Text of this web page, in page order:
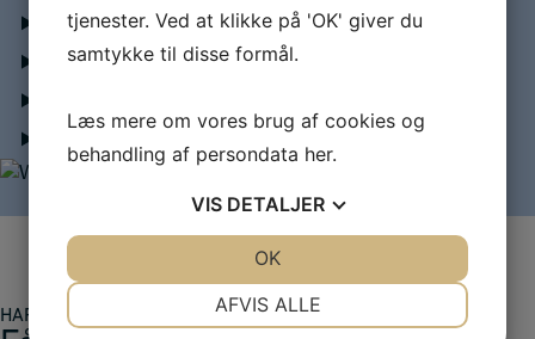
Sådan deltager du
Betingelser for tilmelding (Nyhedsbrev)
Niveau
HAR VI VÆKKET DIN INTERESSE?
tjenester. Ved at klikke på 'OK' giver du
samtykke til disse formål.
Læs mere om vores brug af cookies og
behandling af persondata her.
VIS DETALJER
AFVIS ALLE
OK